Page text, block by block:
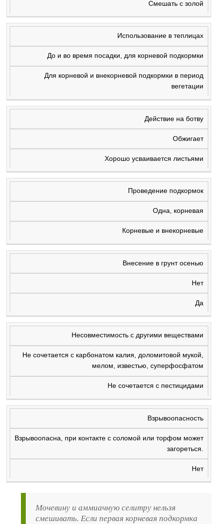
Смешать с золой
Использование в теплицах
До и во время посадки, для корневой подкормки
Для корневой и внекорневой подкормки в период
вегетации
Действие на ботву
Обжигает
Хорошо усваивается листьями
Проведение подкормок
Одна, корневая
Корневые и внекорневые
Внесение в грунт осенью
Нет
Да
Несовместимость с другими веществами
Не сочетается с карбонатом калия, доломитовой мукой,
мелом, известью, суперфосфатом
Не сочетается с пестицидами
Взрывоопасность
Взрывоопасна, при контакте с соломой или торфом может
загореться.
Нет
Мочевину и аммиачную селитру нельзя
смешивать. Если первая корневая подкормка